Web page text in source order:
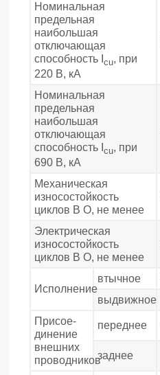
Номинальная
предельная
наибольшая
отключающая
способность I cu, при
220 В, кА
Номинальная
предельная
наибольшая
отключающая
способность I cu, при
690 В, кА
Механическая
износостойкость
циклов В О, не менее
Электрическая
износостойкость
циклов В О, не менее
Исполнение
втычное
выдвижное
Присое-
динение
внешних
проводников
переднее
заднее